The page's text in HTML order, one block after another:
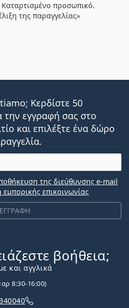
προσωπικό.
της παραγγελίας
Κερδίστε 50
την εγγραφή σας στο
και επιλέξτε ένα δώρο
ΕΓΓΡΑΦΗ
της διεύθυνσης e-mail
επικοινωνίας
βοήθεια;
και αγγλικά
8:30-16:00)